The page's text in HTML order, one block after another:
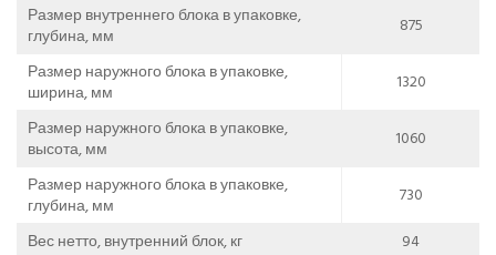
Размер внутреннего блока в упаковке,
глубина, мм
875
Размер наружного блока в упаковке,
ширина, мм
1320
Размер наружного блока в упаковке,
высота, мм
1060
Размер наружного блока в упаковке,
глубина, мм
730
Вес нетто, внутренний блок, кг
94